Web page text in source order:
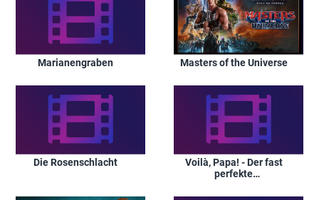
Marianengraben Masters of the Universe
Die Rosenschlacht
Voilà, Papa! - Der fast
perfekte